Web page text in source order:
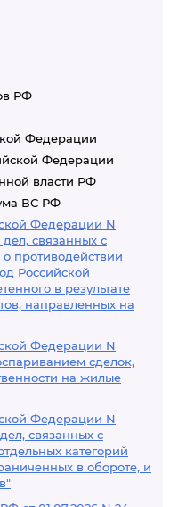
РФ
Федерации
Федерации
власти РФ
ВС РФ
Федерации N
связанных с
противодействии
Российской
в результате
направленных на
Федерации N
сделок,
на жилые
Федерации N
связанных с
категорий
в обороте, и